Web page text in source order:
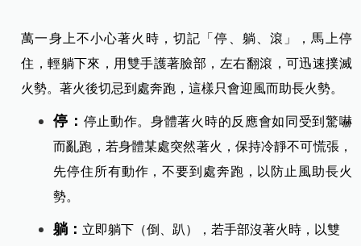
萬一身上不小心著火時，切記「停、躺、滾」，馬上停
住，輕躺下來，用雙手護著臉部，左右翻滾，可迅速撲滅
火勢。著火後切忌到處奔跑，這樣只會迎風而助長火勢。
停： 停止動作。身體著火時的反應會如同受到驚嚇
而亂跑，若身體某處突然著火，保持冷靜不可慌張，
先停住所有動作，不要到處奔跑，以防止風助長火
勢。
躺： 立即躺下（倒、趴），若手部沒著火時，以雙